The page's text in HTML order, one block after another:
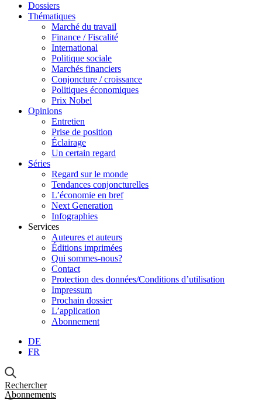
Dossiers
Thématiques
Marché du travail
Finance / Fiscalité
International
Politique sociale
Marchés financiers
Conjoncture / croissance
Politiques économiques
Prix Nobel
Opinions
Entretien
Prise de position
Éclairage
Un certain regard
Séries
Regard sur le monde
Tendances conjoncturelles
L’économie en bref
Next Generation
Infographies
Services
Auteures et auteurs
Éditions imprimées
Qui sommes-nous?
Contact
Protection des données/Conditions d’utilisation
Impressum
Prochain dossier
L’application
Abonnement
DE
FR
Rechercher
Abonnements